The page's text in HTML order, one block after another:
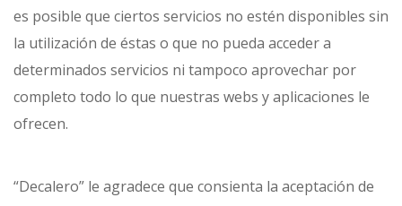
es posible que ciertos servicios no estén disponibles sin
la utilización de éstas o que no pueda acceder a
determinados servicios ni tampoco aprovechar por
completo todo lo que nuestras webs y aplicaciones le
ofrecen.
“Decalero” le agradece que consienta la aceptación de